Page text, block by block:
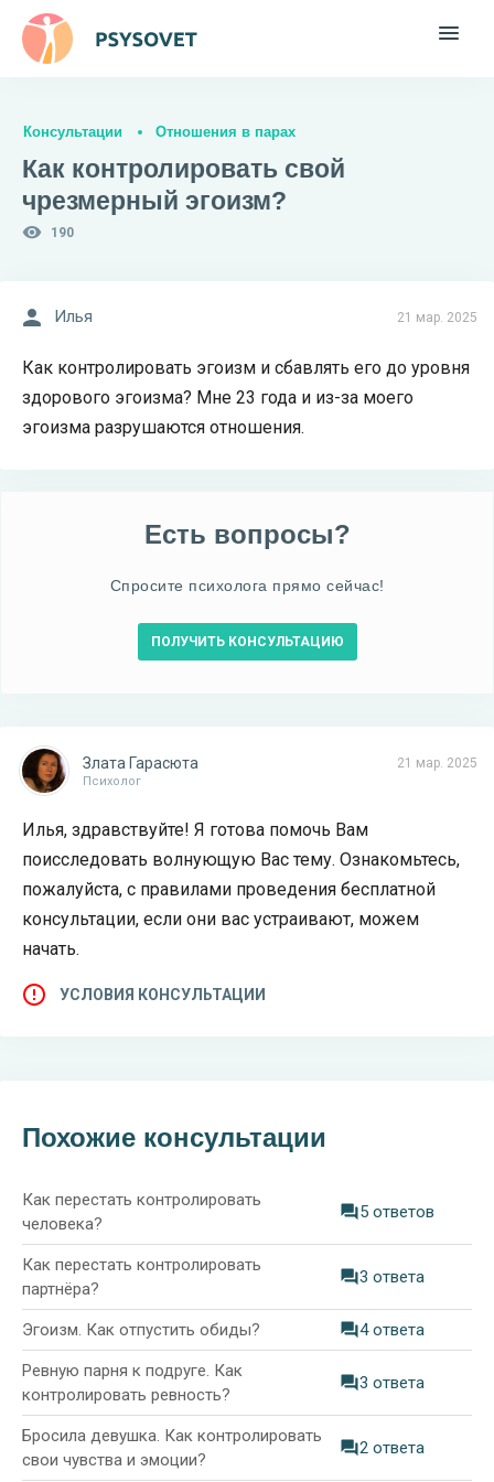
Консультации Отношения в парах
Как контролировать свой
чрезмерный эгоизм?
190
21 мар. 2025
Илья
Как контролировать эгоизм и сбавлять его до уровня
здорового эгоизма? Мне 23 года и из-за моего
эгоизма разрушаются отношения.
Есть вопросы?
Спросите психолога прямо сейчас!
ПОЛУЧИТЬ КОНСУЛЬТАЦИЮ
21 мар. 2025
Злата Гарасюта
Психолог
Илья, здравствуйте! Я готова помочь Вам
поисследовать волнующую Вас тему. Ознакомьтесь,
пожалуйста, с правилами проведения бесплатной
консультации, если они вас устраивают, можем
начать.
УСЛОВИЯ КОНСУЛЬТАЦИИ
Похожие консультации
Как перестать контролировать
человека?
5 ответов
Как перестать контролировать
партнёра?
3 ответа
Эгоизм. Как отпустить обиды? 4 ответа
Ревную парня к подруге. Как
контролировать ревность?
3 ответа
Бросила девушка. Как контролировать
свои чувства и эмоции?
2 ответа